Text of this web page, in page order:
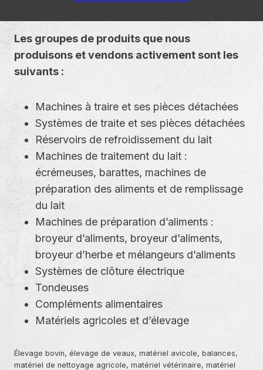
Les groupes de produits que nous
produisons et vendons activement sont les
suivants :
Machines à traire et ses pièces détachées
Systèmes de traite et ses pièces détachées
Réservoirs de refroidissement du lait
Machines de traitement du lait :
écrémeuses, barattes, machines de
préparation des aliments et de remplissage
du lait
Machines de préparation d’aliments :
broyeur d’aliments, broyeur d’aliments,
broyeur d’herbe et mélangeurs d’aliments
Systèmes de clôture électrique
Tondeuses
Compléments alimentaires
Matériels agricoles et d’élevage
Élevage bovin, élevage de veaux, matériel avicole, balances,
matériel de nettoyage agricole, matériel vétérinaire, matériel